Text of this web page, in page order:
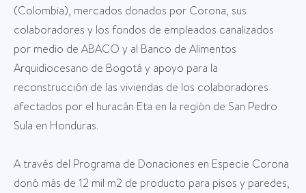
(Colombia), mercados donados por Corona, sus
colaboradores y los fondos de empleados canalizados
por medio de ABACO y al Banco de Alimentos
Arquidiocesano de Bogotá y apoyo para la
reconstrucción de las viviendas de los colaboradores
afectados por el huracán Eta en la región de San Pedro
Sula en Honduras.
A través del Programa de Donaciones en Especie Corona
donó más de 12 mil m2 de producto para pisos y paredes,